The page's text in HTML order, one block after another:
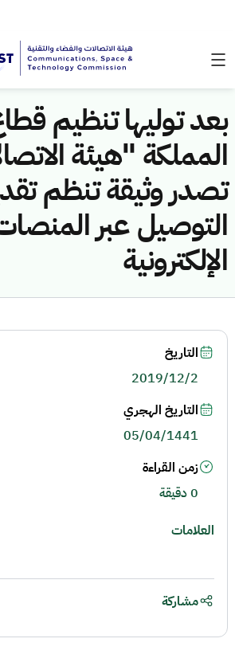
بعد توليها تنظيم
المملكة "هيئة
تصدر وثيقة تنظم
التوصيل عبر
الإلكترونية
التاريخ
2019/12/2
التاريخ الهجري
05/04/1441
زمن القراءة
0 دقيقة
العلامات
مشاركة